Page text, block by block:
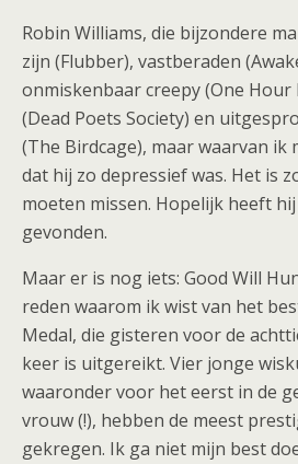
Robin Williams, die bijzondere
zijn (Flubber), vastberaden
onmiskenbaar creepy (One Hour
(Dead Poets Society) en
(The Birdcage), maar waarvan ik
dat hij zo depressief was. Het is
moeten missen. Hopelijk heeft
gevonden.
Maar er is nog iets: Good Will
reden waarom ik wist van het
Medal, die gisteren voor de
keer is uitgereikt. Vier jonge
waaronder voor het eerst in de
vrouw (!), hebben de meest
gekregen. Ik ga niet mijn best